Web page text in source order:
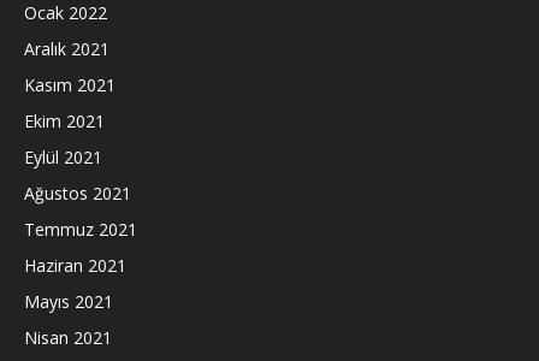
Ocak 2022
Aralık 2021
Kasım 2021
Ekim 2021
Eylül 2021
Ağustos 2021
Temmuz 2021
Haziran 2021
Mayıs 2021
Nisan 2021